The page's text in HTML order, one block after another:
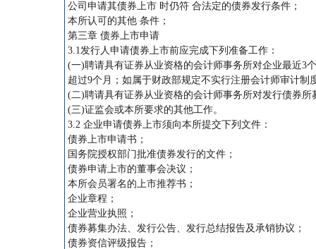
公司申请其债券上市 时仍符 合法定的债券发行条件；
本所认可的其他 条件；
第三章 债券上市申请
3.1发行人申请债券上市前应完成下列准备工作：
(一)聘请具有证券从业资格的会计师事务所对企业最近3
超过9个月；如属于财政部规定不实行注册会计师审计
(二)聘请具有证券从业资格的会计师事务所对发行债券
(三)证监会或本所要求的其他工作。
3.2 企业申请债券上市须向本所提交下列文件：
债券上市申请书；
国务院授权部门批准债券发行的文件；
债券申请上市的董事会决议；
本所会员署名的上市推荐书；
企业章程；
企业营业执照；
债券募集办法、发行公告、发行总结报告及承销协议；
债券资信评级报告；